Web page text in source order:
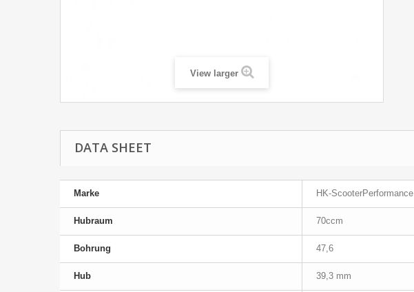
View larger
DATA SHEET
Marke HK-ScooterPerformance
Hubraum 70ccm
Bohrung 47,6
Hub 39,3 mm